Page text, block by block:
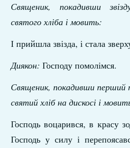
Священик, покадивши
святого хліба і мовить:
І прийшла звізда, і стала
Диякон: Господу помолімся.
Священик, покадивши перший
святий хліб на дискосі і
Господь воцарився, в красу
Господь у силу і